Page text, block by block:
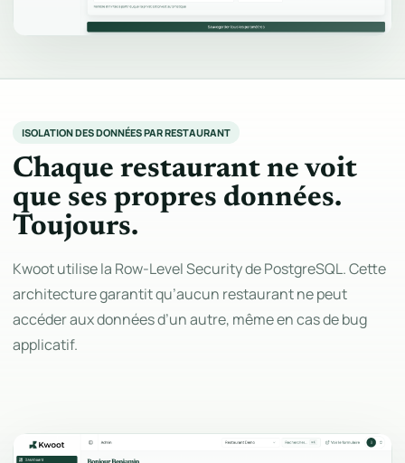
ISOLATION DES DONNÉES PAR RESTAURANT
Chaque restaurant ne voit
que ses propres données.
Toujours.
Kwoot utilise la Row-Level Security de PostgreSQL. Cette
architecture garantit qu’aucun restaurant ne peut
accéder aux données d’un autre, même en cas de bug
applicatif.